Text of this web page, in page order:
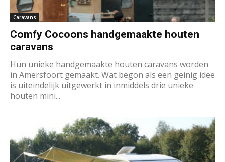
Caravans
Comfy Cocoons handgemaakte houten
caravans
Hun unieke handgemaakte houten caravans worden
in Amersfoort gemaakt. Wat begon als een geinig idee
is uiteindelijk uitgewerkt in inmiddels drie unieke
houten mini...